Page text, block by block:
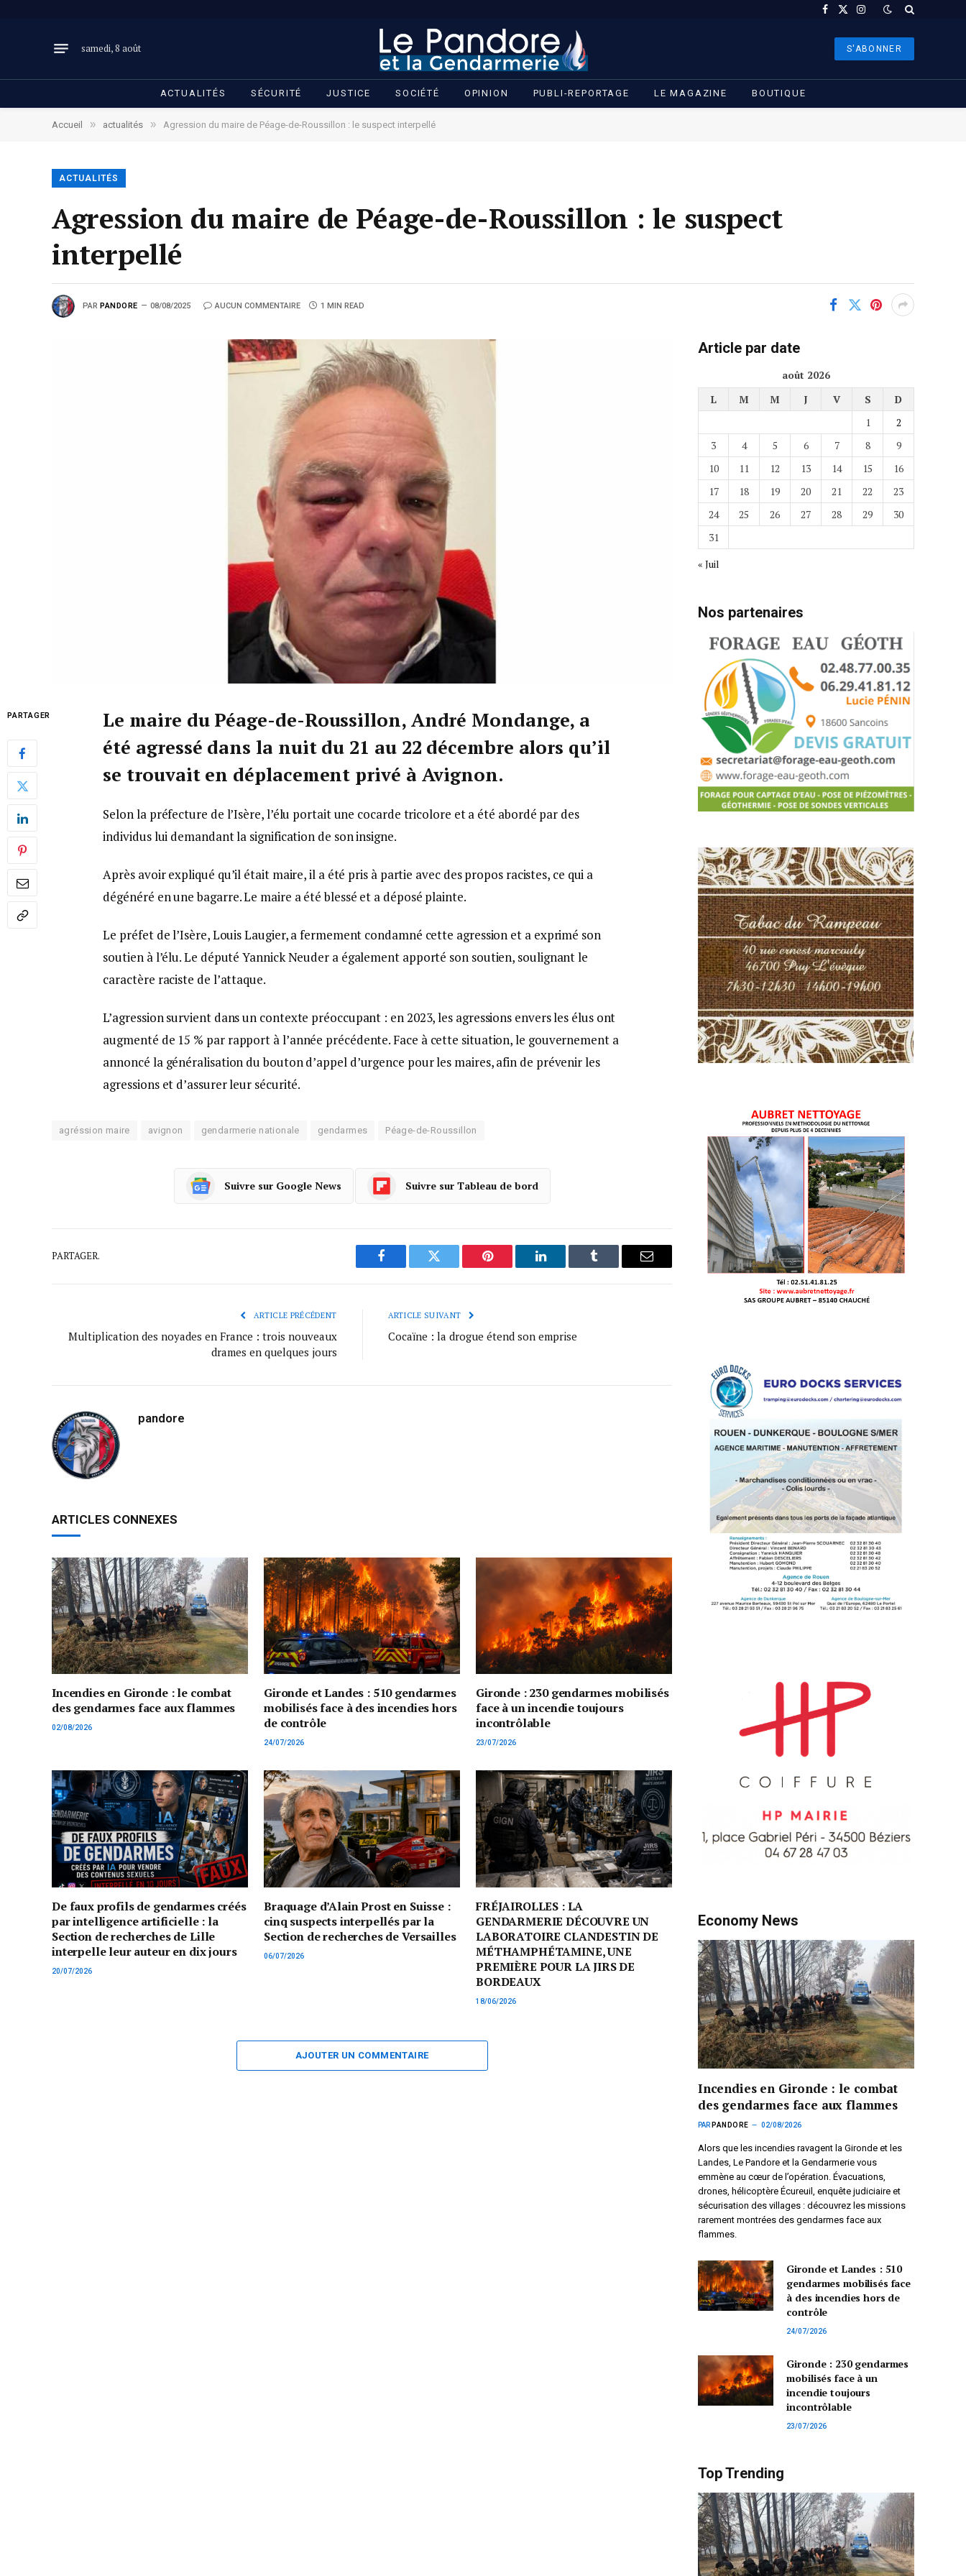
Facebook
X
Instagram
samedi, 8 août S'ABONNER
ACTUALITÉS SÉCURITÉ JUSTICE SOCIÉTÉ OPINION PUBLI-REPORTAGE LE MAGAZINE BOUTIQUE
Accueil » actualités » Agression du maire de Péage-de-Roussillon : le suspect interpellé
ACTUALITÉS
Agression du maire de Péage-de-Roussillon : le suspect
interpellé
PAR PANDORE 08/08/2025 AUCUN COMMENTAIRE 1 MIN READ
PARTAGER
Le maire du Péage-de-Roussillon, André Mondange, a
été agressé dans la nuit du 21 au 22 décembre alors qu’il
se trouvait en déplacement privé à Avignon.
Selon la préfecture de l’Isère, l’élu portait une cocarde tricolore et a été abordé par des
individus lui demandant la signification de son insigne.
Après avoir expliqué qu’il était maire, il a été pris à partie avec des propos racistes, ce qui a
dégénéré en une bagarre. Le maire a été blessé et a déposé plainte.
Le préfet de l’Isère, Louis Laugier, a fermement condamné cette agression et a exprimé son
soutien à l’élu. Le député Yannick Neuder a également apporté son soutien, soulignant le
caractère raciste de l’attaque.
L’agression survient dans un contexte préoccupant : en 2023, les agressions envers les élus ont
augmenté de 15 % par rapport à l’année précédente. Face à cette situation, le gouvernement a
annoncé la généralisation du bouton d’appel d’urgence pour les maires, afin de prévenir les
agressions et d’assurer leur sécurité.
agréssion maire avignon gendarmerie nationale gendarmes Péage-de-Roussillon
Suivre sur Google News Suivre sur Tableau de bord
PARTAGER.
Facebook Twitter Pinterest LinkedIn Tumblr Courriel
ARTICLE PRÉCÉDENT
Multiplication des noyades en France : trois nouveaux
drames en quelques jours
ARTICLE SUIVANT
Cocaïne : la drogue étend son emprise
pandore
ARTICLES CONNEXES
Incendies en Gironde : le combat
des gendarmes face aux flammes
02/08/2026
Gironde et Landes : 510 gendarmes
mobilisés face à des incendies hors
de contrôle
24/07/2026
Gironde : 230 gendarmes mobilisés
face à un incendie toujours
incontrôlable
23/07/2026
De faux profils de gendarmes créés
par intelligence artificielle : la
Section de recherches de Lille
interpelle leur auteur en dix jours
20/07/2026
Braquage d’Alain Prost en Suisse :
cinq suspects interpellés par la
Section de recherches de Versailles
06/07/2026
FRÉJAIROLLES : LA
GENDARMERIE DÉCOUVRE UN
LABORATOIRE CLANDESTIN DE
MÉTHAMPHÉTAMINE, UNE
PREMIÈRE POUR LA JIRS DE
BORDEAUX
18/06/2026
AJOUTER UN COMMENTAIRE
Article par date
août 2026
L
M M J V S
D
1
2
3
4 5 6 7 8
9
10
11 12 13 14 15
16
17
18 19 20 21 22
23
24
25 26 27 28 29
30
31
« Juil
Nos partenaires
Economy News
Incendies en Gironde : le combat
des gendarmes face aux flammes
PAR PANDORE 02/08/2026
Alors que les incendies ravagent la Gironde et les
Landes, Le Pandore et la Gendarmerie vous
emmène au cœur de l’opération. Évacuations,
drones, hélicoptère Écureuil, enquête judiciaire et
sécurisation des villages : découvrez les missions
rarement montrées des gendarmes face aux
flammes.
Gironde et Landes : 510
gendarmes mobilisés face
à des incendies hors de
contrôle
24/07/2026
Gironde : 230 gendarmes
mobilisés face à un
incendie toujours
incontrôlable
23/07/2026
Top Trending